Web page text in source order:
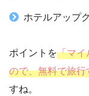
ホテルアップ
ポイントを「マイ
ので、無料で旅
すね。